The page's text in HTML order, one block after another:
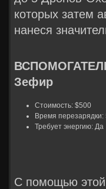
которых затем
нанеся
Зефир
Стоимость: $500
Время перезарядки:
Требует энергию: Да
С помощью этой